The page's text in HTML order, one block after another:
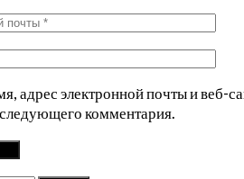
адрес электронной почты и веб-
комментария.